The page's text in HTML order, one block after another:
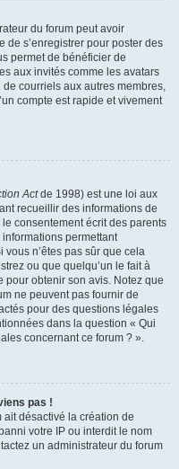
du forum peut avoir
de s’enregistrer pour poster des
permet de bénéficier de
aux invités comme les avatars
courriels aux autres membres,
compte est rapide et vivement
Actde 1998) est une loi aux
recueillir des informations de
consentement écrit des parents
permettant
vous n’êtes pas sûr que cela
ou que quelqu’un le fait à
obtenir son avis. Notez que
ne peuvent pas fournir de
pour des questions légales
dans la question « Qui
concernant ce forum ? ».
pas !
ait désactivé la création de
votre IP ou interdit le nom
un administrateur du forum